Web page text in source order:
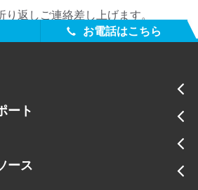
返しご連絡差し上げます。
お電話はこちら
ート
ース